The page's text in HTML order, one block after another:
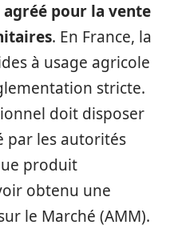
pour la vente
. En France, la
à usage agricole
stricte.
doit disposer
par les autorités
produit
obtenu une
le Marché (AMM).